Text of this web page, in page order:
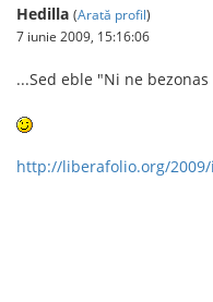
Hedilla (Arată profil)
7 iunie 2009, 15:16:06
...Sed eble "Ni ne
http://liberafolio.org/